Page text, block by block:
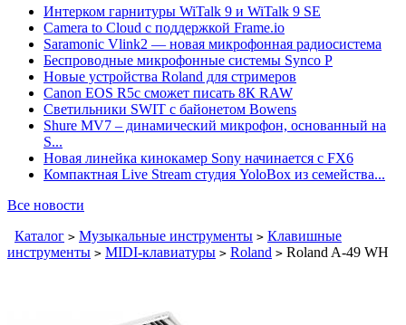
Интерком гарнитуры WiTalk 9 и WiTalk 9 SE
Camera to Cloud с поддержкой Frame.io
Saramonic Vlink2 — новая микрофонная радиосистема
Беспроводные микрофонные системы Synco P
Новые устройства Roland для стримеров
Canon EOS R5c сможет писать 8К RAW
Светильники SWIT с байонетом Bowens
Shure MV7 – динамический микрофон, основанный на
S...
Новая линейка кинокамер Sony начинается с FX6
Компактная Live Stream студия YoloBox из семейства...
Все новости
Каталог > Музыкальные инструменты > Клавишные
инструменты > MIDI-клавиатуры > Roland > Roland A-49 WH